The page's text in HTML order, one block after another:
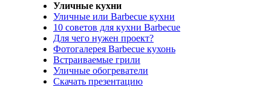
Уличные кухни
Уличные или Barbecue кухни
10 советов для кухни Barbecue
Для чего нужен проект?
Фотогалерея Barbecue кухонь
Встраиваемые грили
Уличные обогреватели
Скачать презентацию